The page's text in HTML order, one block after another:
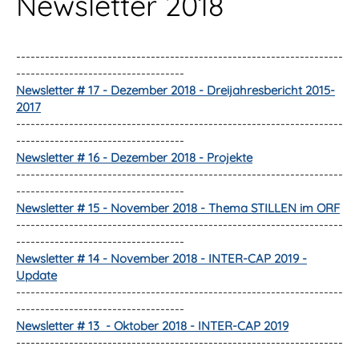
--------------------------------------------------------------------
-----------------------------------
Newsletter # 17 - Dezember 2018 - Dreijahresbericht 2015-
2017
--------------------------------------------------------------------
-----------------------------------
Newsletter # 16 - Dezember 2018 - Projekte
--------------------------------------------------------------------
-----------------------------------
Newsletter # 15 - November 2018 - Thema STILLEN im ORF
--------------------------------------------------------------------
-----------------------------------
Newsletter # 14 - November 2018 - INTER-CAP 2019 -
Update
--------------------------------------------------------------------
-----------------------------------
Newsletter # 13 - Oktober 2018 - INTER-CAP 2019
--------------------------------------------------------------------